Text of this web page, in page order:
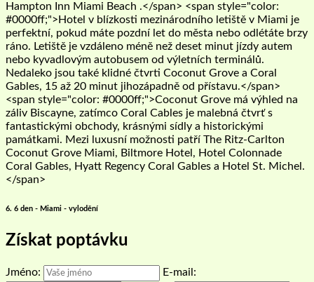
Hampton Inn Miami Beach .</span> <span style="color:
#0000ff;">Hotel v blízkosti mezinárodního letiště v Miami je
perfektní, pokud máte pozdní let do města nebo odlétáte brzy
ráno. Letiště je vzdáleno méně než deset minut jízdy autem
nebo kyvadlovým autobusem od výletních terminálů.
Nedaleko jsou také klidné čtvrti Coconut Grove a Coral
Gables, 15 až 20 minut jihozápadně od přístavu.</span>
<span style="color: #0000ff;">Coconut Grove má výhled na
záliv Biscayne, zatímco Coral Cables je malebná čtvrť s
fantastickými obchody, krásnými sídly a historickými
památkami. Mezi luxusní možnosti patří The Ritz-Carlton
Coconut Grove Miami, Biltmore Hotel, Hotel Colonnade
Coral Gables, Hyatt Regency Coral Gables a Hotel St. Michel.
</span>
6. 6 den - Miami - vylodění
Získat poptávku
Jméno:
E-mail: